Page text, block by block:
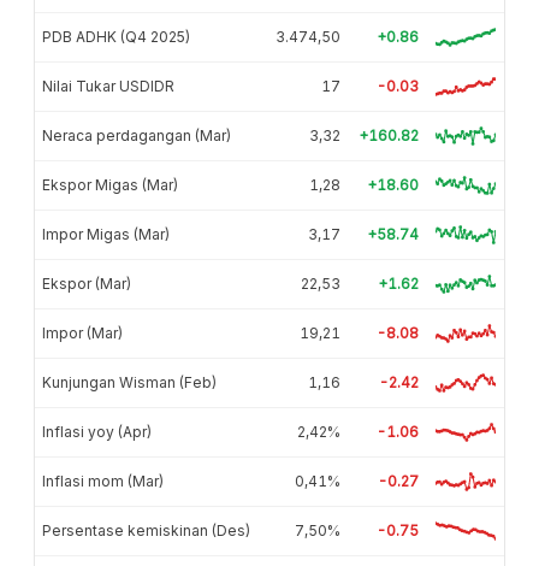
PDB ADHK (Q4 2025) 3.474,50 +0.86
Nilai Tukar USDIDR 17 -0.03
Neraca perdagangan (Mar) 3,32 +160.82
Ekspor Migas (Mar) 1,28 +18.60
Impor Migas (Mar) 3,17 +58.74
Ekspor (Mar) 22,53 +1.62
Impor (Mar) 19,21 -8.08
Kunjungan Wisman (Feb) 1,16 -2.42
Inflasi yoy (Apr) 2,42% -1.06
Inflasi mom (Mar) 0,41% -0.27
Persentase kemiskinan (Des) 7,50% -0.75